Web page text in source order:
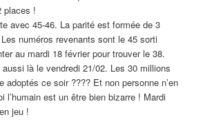
places !
avec 45-46. La parité est formée de 3
numéros revenants sont le 45 sorti
au mardi 18 février pour trouver le 38.
là le vendredi 21/02. Les 30 millions
adoptés ce soir ???? Et non personne n’en
l’humain est un être bien bizarre ! Mardi
jeu !